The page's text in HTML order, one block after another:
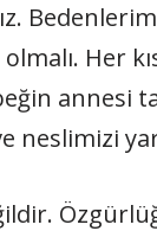
Her
annesi